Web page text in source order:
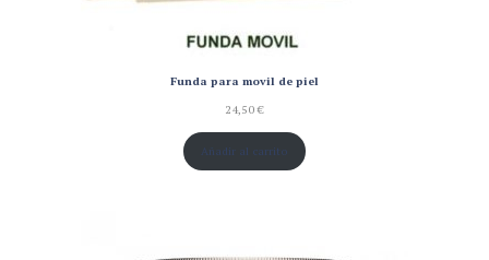
Funda para movil de piel
24,50€
Añadir al carrito